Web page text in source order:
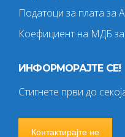
Податоци за плата за
Коефициент на МДБ
ИНФОРМОРАЈТЕ СЕ!
Стигнете први до
Контактирајте не